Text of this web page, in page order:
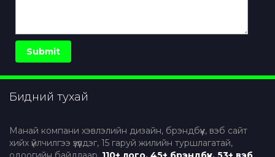
Бидний тухай
Манай компани хэвлэлийн дизайн, брэндбүүк, вэб сайт
хийх үйлчилгээ үзүүлдэг, 15 гаруй жилийн туршлагатай,